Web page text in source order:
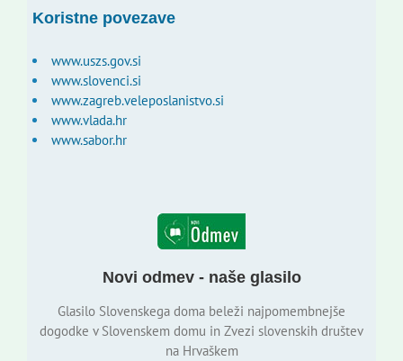
Koristne povezave
www.uszs.gov.si
www.slovenci.si
www.zagreb.veleposlanistvo.si
www.vlada.hr
www.sabor.hr
Novi odmev - naše glasilo
Glasilo Slovenskega doma beleži najpomembnejše
dogodke v Slovenskem domu in Zvezi slovenskih društev
na Hrvaškem